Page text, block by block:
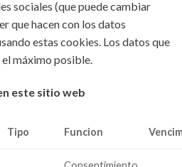
sociales (que puede cambiar
que hacen con los datos
estas cookies. Los datos que
máximo posible.
este sitio web
Tipo Funcion